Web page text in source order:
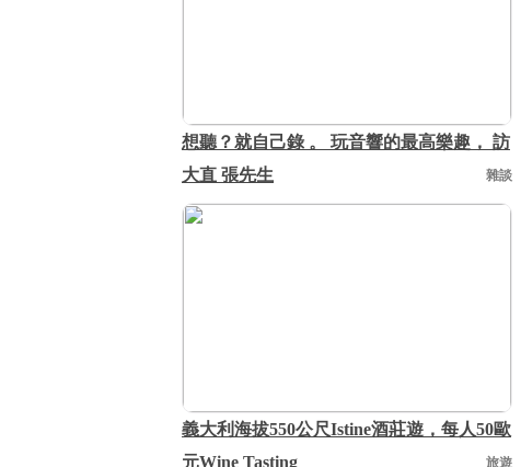
想聽？就自己錄 。 玩音響的最高樂趣， 訪
大直 張先生
雜談
義大利海拔550公尺Istine酒莊遊，每人50歐
元Wine Tasting
旅遊